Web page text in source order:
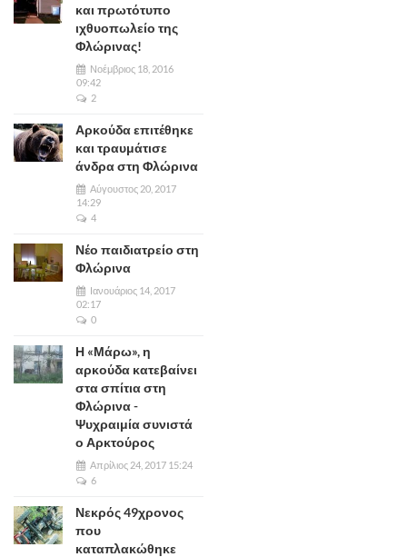
και πρωτότυπο
ιχθυοπωλείο της
Φλώρινας!
Νοέμβριος 18, 2016
09:42
2
Αρκούδα επιτέθηκε
και τραυμάτισε
άνδρα στη Φλώρινα
Αύγουστος 20, 2017
14:29
4
Νέο παιδιατρείο στη
Φλώρινα
Ιανουάριος 14, 2017
02:17
0
Η «Μάρω», η
αρκούδα κατεβαίνει
στα σπίτια στη
Φλώρινα -
Ψυχραιμία συνιστά
ο Αρκτούρος
Απρίλιος 24, 2017 15:24
6
Νεκρός 49χρονος
που
καταπλακώθηκε